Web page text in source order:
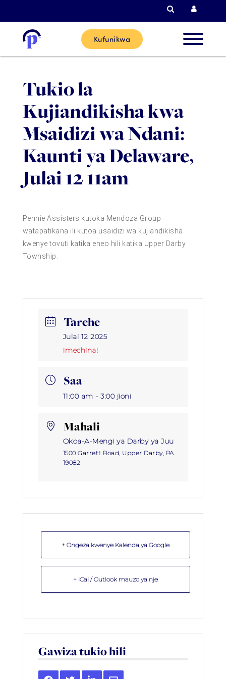
Tafutiza
Kufunikwa
Wateja
Sasa
Tukio la
Kujiandikisha kwa
Msaidizi wa Ndani:
Kaunti ya Delaware,
Julai 12 11am
Pennie Assisters kutoka Mendoza Group
watapatikana ili kutoa usaidizi wa kujiandikisha
kwenye tovuti katika eneo hili katika Upper Darby
Township.
Tarehe
Julai 12 2025
Imechina!
Saa
11:00 am - 3:00 jioni
Mahali
Okoa-A-Mengi ya Darby ya Juu
1500 Garrett Road, Upper Darby, PA
19082
+ Ongeza kwenye Kalenda ya Google
+ iCal / Outlook mauzo ya nje
Gawiza tukio hili